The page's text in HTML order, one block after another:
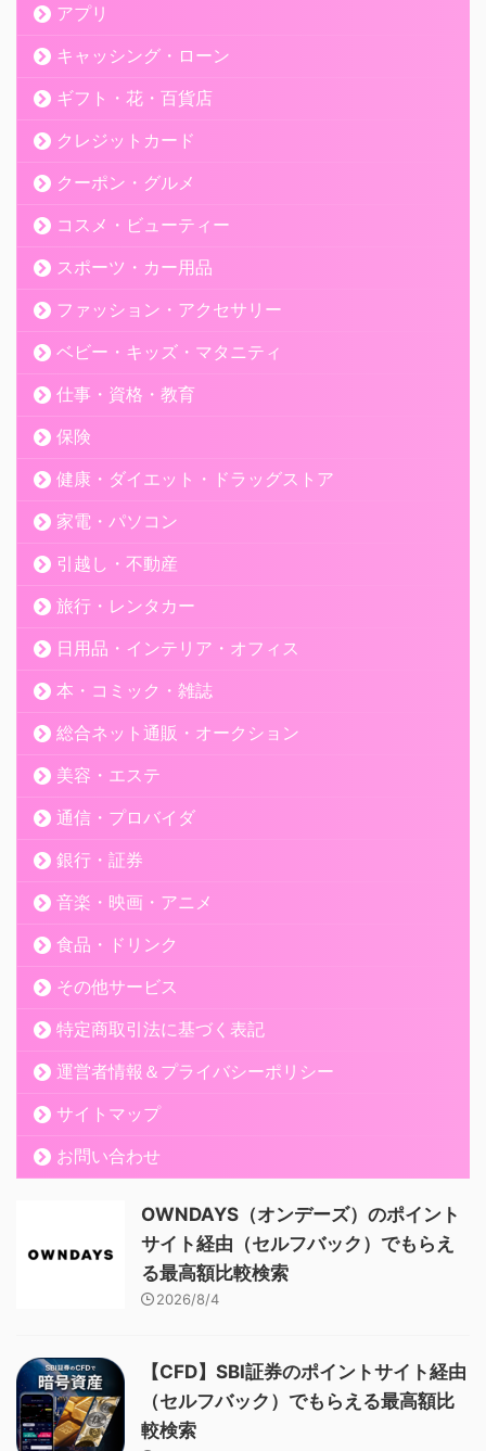
アプリ
キャッシング・ローン
ギフト・花・百貨店
クレジットカード
クーポン・グルメ
コスメ・ビューティー
スポーツ・カー用品
ファッション・アクセサリー
ベビー・キッズ・マタニティ
仕事・資格・教育
保険
健康・ダイエット・ドラッグストア
家電・パソコン
引越し・不動産
旅行・レンタカー
日用品・インテリア・オフィス
本・コミック・雑誌
総合ネット通販・オークション
美容・エステ
通信・プロバイダ
銀行・証券
音楽・映画・アニメ
食品・ドリンク
その他サービス
特定商取引法に基づく表記
運営者情報＆プライバシーポリシー
サイトマップ
お問い合わせ
OWNDAYS（オンデーズ）のポイント
サイト経由（セルフバック）でもらえ
る最高額比較検索
2026/8/4
【CFD】SBI証券のポイントサイト経由
（セルフバック）でもらえる最高額比
較検索